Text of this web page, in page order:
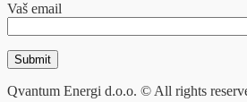
Vaš email
Qvantum Energi d.o.o. © All rights